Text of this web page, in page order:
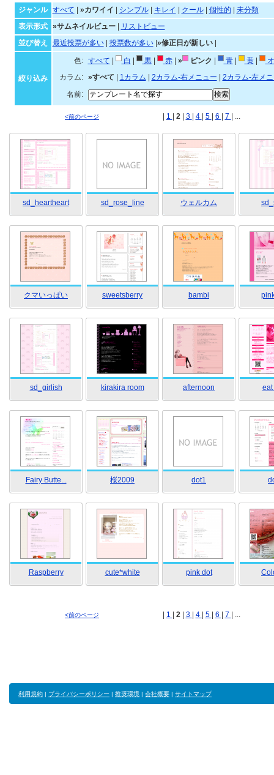
ジャンル すべて »カワイイ シンプル| キレイ クール| 個性的
未分類
表示形式
»サムネイルビュー|
リストビュー
並び替え
最近投票が多い| 投票数が多い| »修正日が新しい|
絞り込み
色: すべて 白 黒| 赤| » ピンク 青| 黄|
カラム:
»すべて 1カラム 2カラム-右メニュー
2カラム-左メ
名前:
<前のページ 1 2 3 4 5 6 7 | ...
sd_heartheart sd_rose_line ウェルカム
クマいっぱい sweetsberry bambi
sd_girlish kirakira room afternoon
Fairy Butte... 桜2009 dot1
Raspberry cute*white pink dot
<前のページ 1 2 3 4 5 6 7 | ...
利用規約 | プライバシーポリシー | 推奨環境 | 会社概要 | サイトマップ